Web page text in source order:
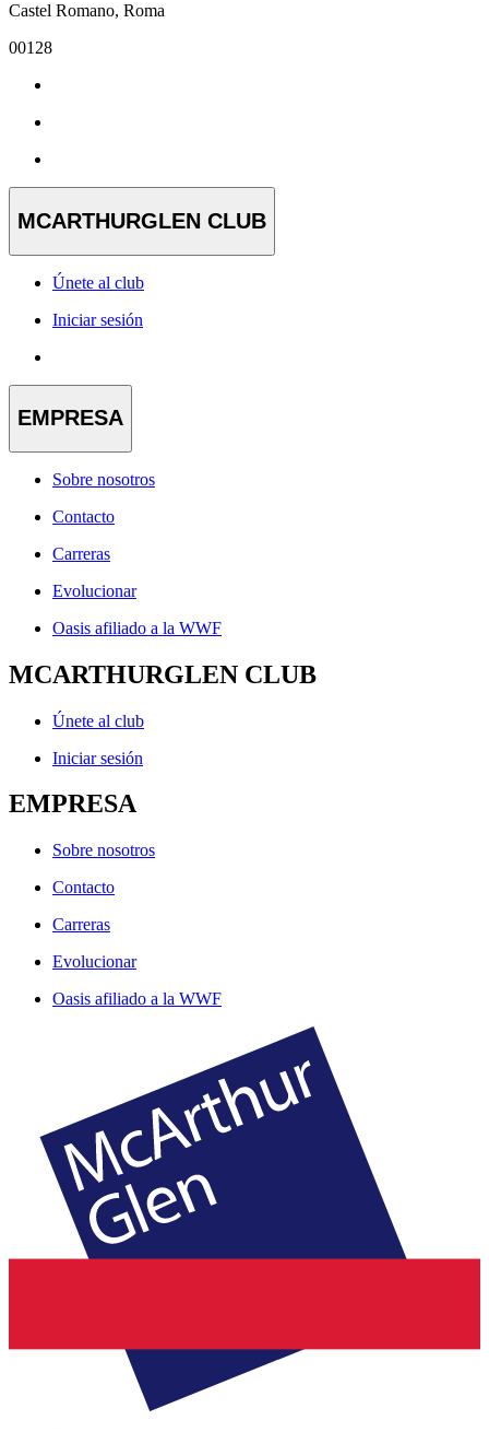
Castel Romano, Roma
00128
MCARTHURGLEN CLUB
Únete al club
Iniciar sesión
EMPRESA
Sobre nosotros
Contacto
Carreras
Evolucionar
Oasis afiliado a la WWF
MCARTHURGLEN CLUB
Únete al club
Iniciar sesión
EMPRESA
Sobre nosotros
Contacto
Carreras
Evolucionar
Oasis afiliado a la WWF